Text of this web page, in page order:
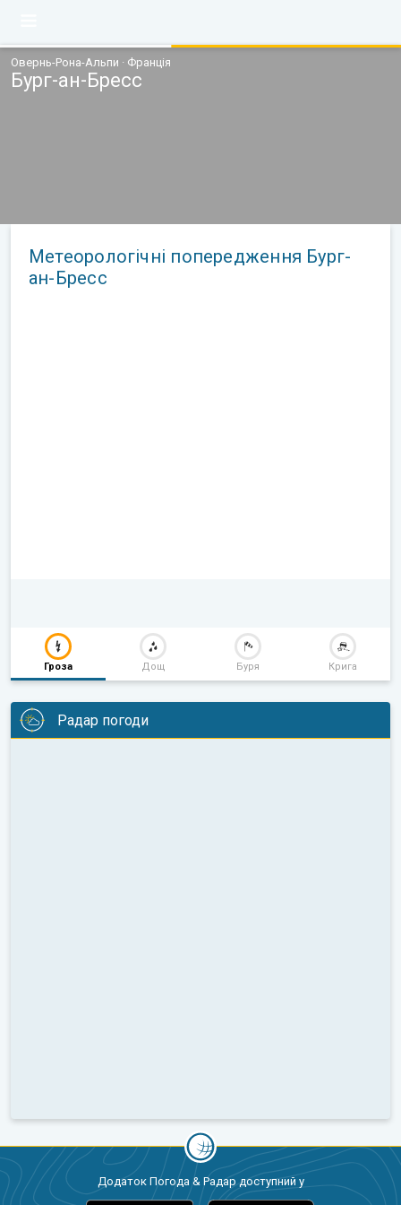
Овернь-Рона-Альпи · Франція
Бург-ан-Бресс
Метеорологічні попередження Бург-
ан-Бресс
Гроза Дощ Буря Крига
Радар погоди
Додаток Погода & Радар доступний у